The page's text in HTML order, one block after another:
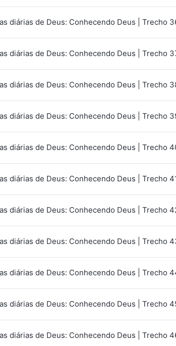
diárias de Deus: Conhecendo Deus | Trecho
diárias de Deus: Conhecendo Deus | Trecho
diárias de Deus: Conhecendo Deus | Trecho
diárias de Deus: Conhecendo Deus | Trecho
diárias de Deus: Conhecendo Deus | Trecho
diárias de Deus: Conhecendo Deus | Trecho
diárias de Deus: Conhecendo Deus | Trecho
diárias de Deus: Conhecendo Deus | Trecho
diárias de Deus: Conhecendo Deus | Trecho
diárias de Deus: Conhecendo Deus | Trecho
diárias de Deus: Conhecendo Deus | Trecho